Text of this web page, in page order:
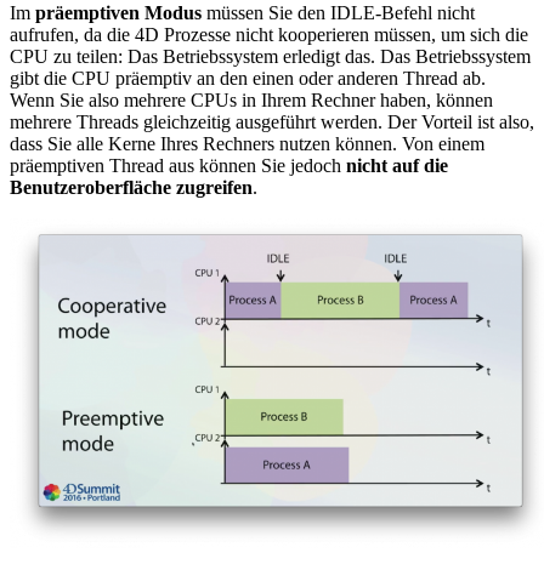
Im präemptiven Modus müssen Sie den IDLE-Befehl nicht
aufrufen, da die 4D Prozesse nicht kooperieren müssen, um sich die
CPU zu teilen: Das Betriebssystem erledigt das. Das Betriebssystem
gibt die CPU präemptiv an den einen oder anderen Thread ab.
Wenn Sie also mehrere CPUs in Ihrem Rechner haben, können
mehrere Threads gleichzeitig ausgeführt werden. Der Vorteil ist also,
dass Sie alle Kerne Ihres Rechners nutzen können. Von einem
präemptiven Thread aus können Sie jedoch nicht auf die
Benutzeroberfläche zugreifen.